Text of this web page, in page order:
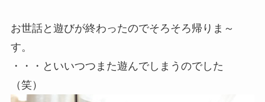
お世話と遊びが終わったのでそろそろ帰りま～
す。
・・・といいつつまた遊んでしまうのでした
（笑）